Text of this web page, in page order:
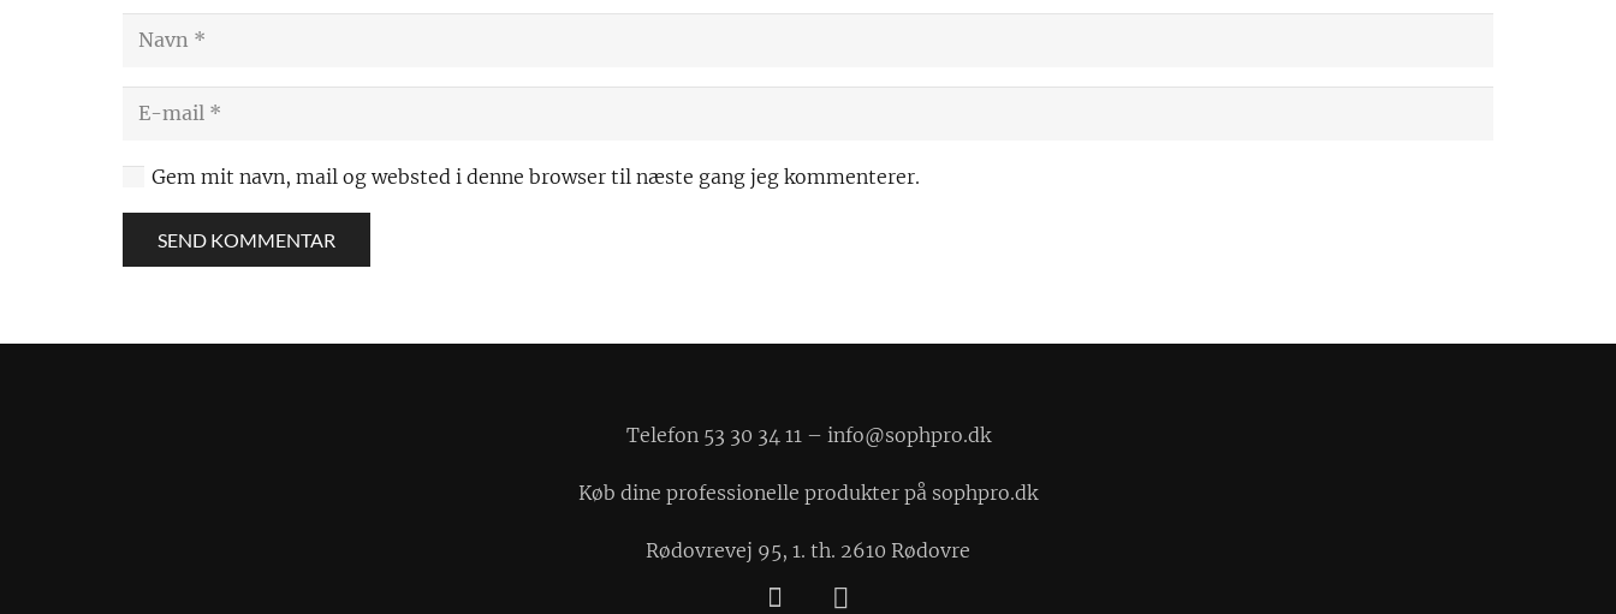
Gem mit navn, mail og websted i denne browser til næste gang jeg kommenterer.
SEND KOMMENTAR
Telefon 53 30 34 11 – info@sophpro.dk
Køb dine professionelle produkter på sophpro.dk
Rødovrevej 95, 1. th. 2610 Rødovre